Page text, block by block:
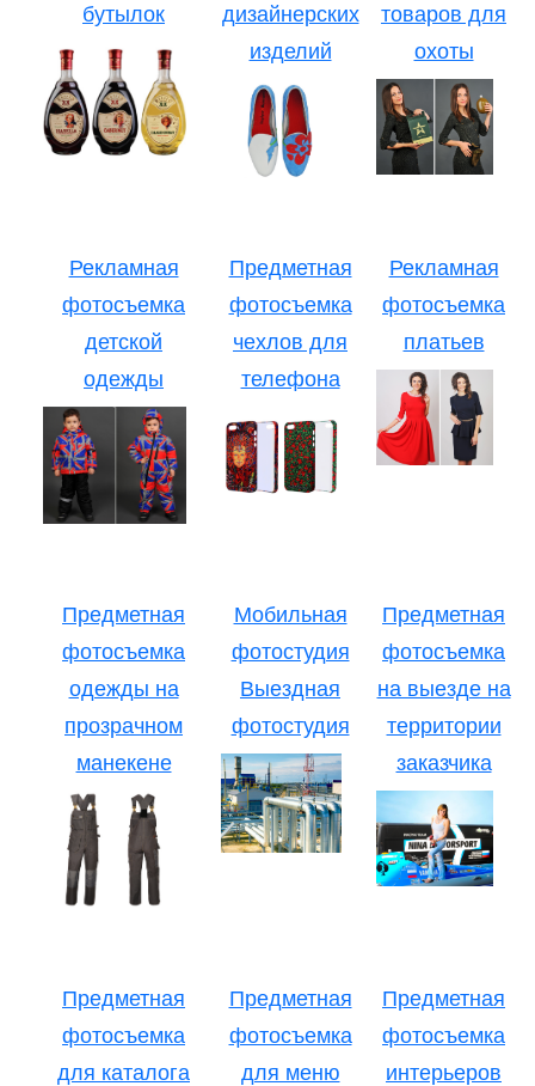
бутылок
дизайнерских
изделий
товаров для
охоты
Рекламная
фотосъемка
детской
одежды
Предметная
фотосъемка
чехлов для
телефона
Рекламная
фотосъемка
платьев
Предметная
фотосъемка
одежды на
прозрачном
манекене
Мобильная
фотостудия
Выездная
фотостудия
Предметная
фотосъемка
на выезде на
территории
заказчика
Предметная
фотосъемка
для каталога
Предметная
фотосъемка
для меню
Предметная
фотосъемка
интерьеров